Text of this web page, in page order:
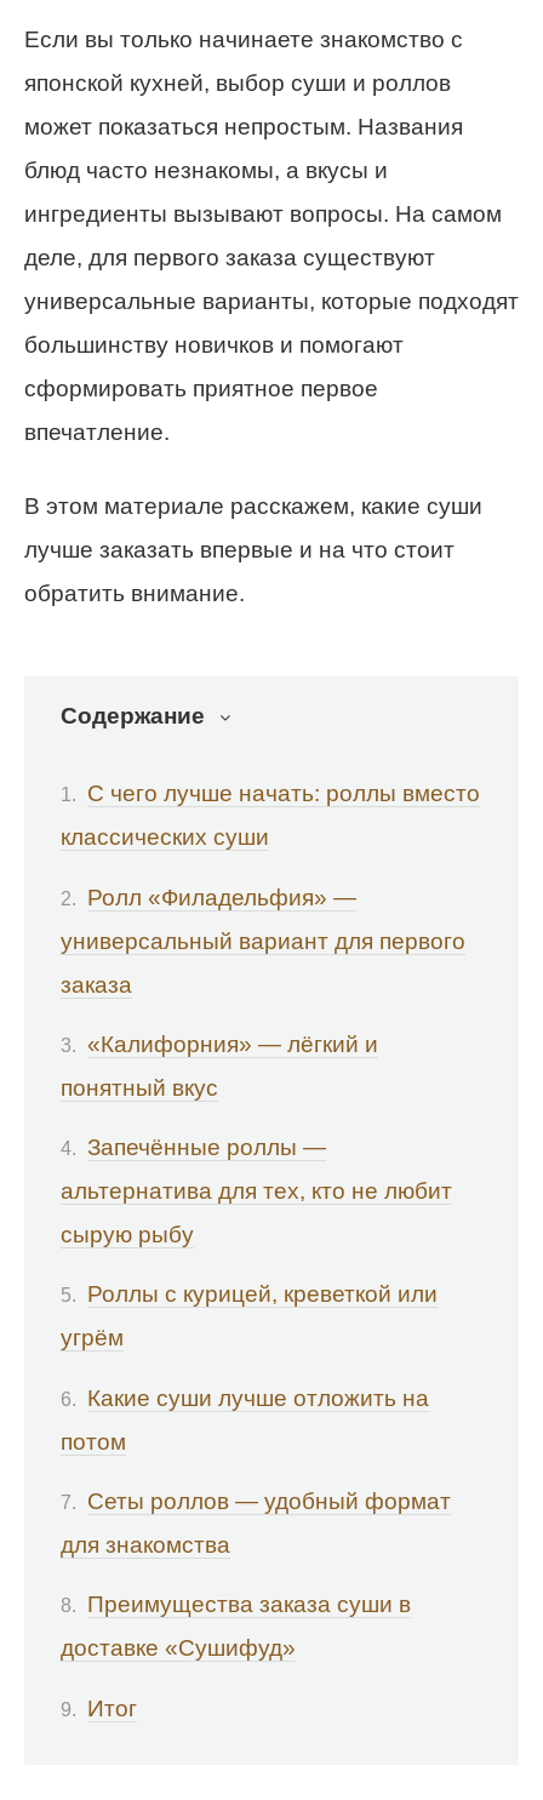
Если вы только начинаете знакомство с
японской кухней, выбор суши и роллов
может показаться непростым. Названия
блюд часто незнакомы, а вкусы и
ингредиенты вызывают вопросы. На самом
деле, для первого заказа существуют
универсальные варианты, которые подходят
большинству новичков и помогают
сформировать приятное первое
впечатление.
В этом материале расскажем, какие суши
лучше заказать впервые и на что стоит
обратить внимание.
Содержание
С чего лучше начать: роллы вместо
классических суши
Ролл «Филадельфия» —
универсальный вариант для первого
заказа
«Калифорния» — лёгкий и
понятный вкус
Запечённые роллы —
альтернатива для тех, кто не любит
сырую рыбу
Роллы с курицей, креветкой или
угрём
Какие суши лучше отложить на
потом
Сеты роллов — удобный формат
для знакомства
Преимущества заказа суши в
доставке «Сушифуд»
Итог